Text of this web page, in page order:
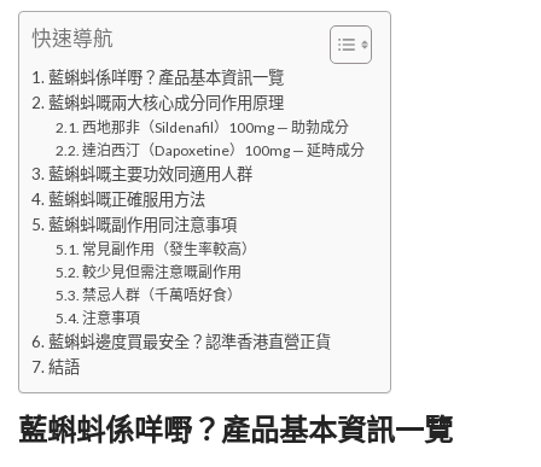
快速導航
藍蝌蚪係咩嘢？產品基本資訊一覽
藍蝌蚪嘅兩大核心成分同作用原理
西地那非（Sildenafil）100mg — 助勃成分
達泊西汀（Dapoxetine）100mg — 延時成分
藍蝌蚪嘅主要功效同適用人群
藍蝌蚪嘅正確服用方法
藍蝌蚪嘅副作用同注意事項
常見副作用（發生率較高）
較少見但需注意嘅副作用
禁忌人群（千萬唔好食）
注意事項
藍蝌蚪邊度買最安全？認準香港直營正貨
結語
藍蝌蚪係咩嘢？產品基本資訊一覽